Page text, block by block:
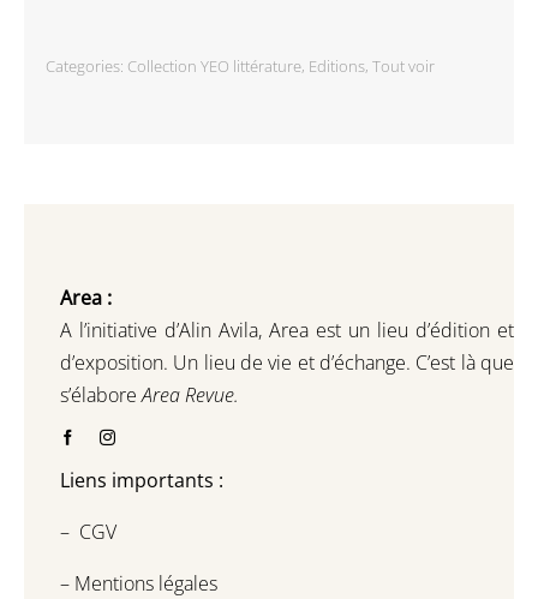
Categories: Collection YEO littérature, Editions, Tout voir
Area :
A l’initiative d’Alin Avila, Area est un lieu d’édition et
d’exposition. Un lieu de vie et d’échange. C’est là que
s’élaboreArea Revue.
Liens importants :
– CGV
– Mentions légales